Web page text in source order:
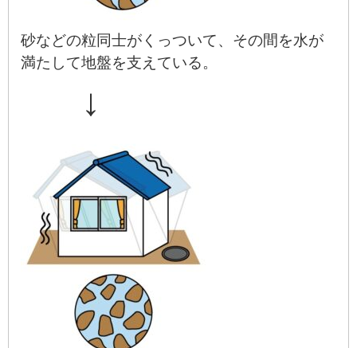
砂などの粒同士がくっついて、その間を水が
満たして地盤を支えている。
↓